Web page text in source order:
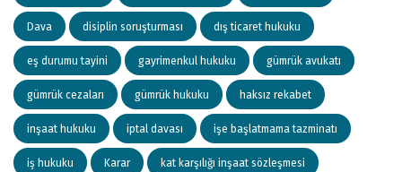
Dava disiplin soruşturması dış ticaret hukuku
eş durumu tayini gayrimenkul hukuku gümrük avukatı
gümrük cezaları gümrük hukuku haksız rekabet
inşaat hukuku iptal davası işe başlatmama tazminatı
iş hukuku Karar kat karşılığı inşaat sözleşmesi